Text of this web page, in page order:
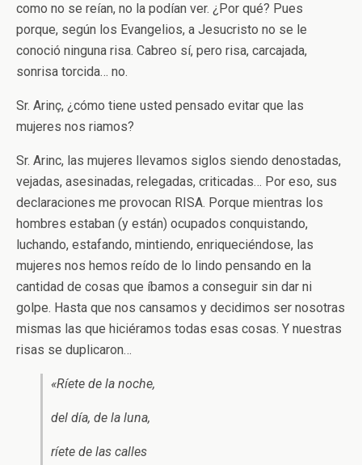
como no se reían, no la podían ver. ¿Por qué? Pues
porque, según los Evangelios, a Jesucristo no se le
conoció ninguna risa. Cabreo sí, pero risa, carcajada,
sonrisa torcida… no.
Sr. Arinç, ¿cómo tiene usted pensado evitar que las
mujeres nos riamos?
Sr. Arinc, las mujeres llevamos siglos siendo denostadas,
vejadas, asesinadas, relegadas, criticadas… Por eso, sus
declaraciones me provocan RISA. Porque mientras los
hombres estaban (y están) ocupados conquistando,
luchando, estafando, mintiendo, enriqueciéndose, las
mujeres nos hemos reído de lo lindo pensando en la
cantidad de cosas que íbamos a conseguir sin dar ni
golpe. Hasta que nos cansamos y decidimos ser nosotras
mismas las que hiciéramos todas esas cosas. Y nuestras
risas se duplicaron…
«Ríete de la noche,
del día, de la luna,
ríete de las calles